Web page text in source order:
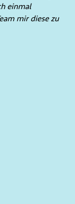
einmal
mir diese zu